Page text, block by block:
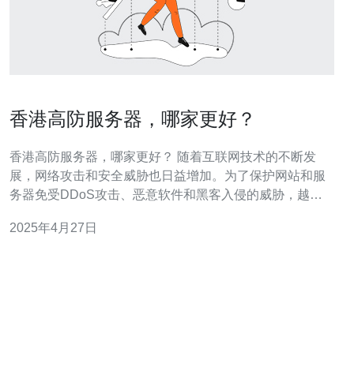
香港高防服务器，哪家更好？
香港高防服务器，哪家更好？ 随着互联网技术的不断发
展，网络攻击和安全威胁也日益增加。为了保护网站和服
务器免受DDoS攻击、恶意软件和黑客入侵的威胁，越来
都市，其高防服务器市场也日趋繁荣。 XX公司是香港高防
2025年4月27日